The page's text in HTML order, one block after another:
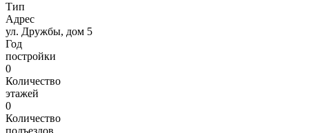
Тип
Адрес
ул. Дружбы, дом 5
Год
постройки
0
Количество
этажей
0
Количество
подъездов